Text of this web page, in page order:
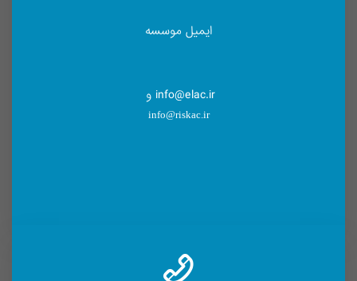
ایمیل موسسه
info@elac.ir و
info@riskac.ir